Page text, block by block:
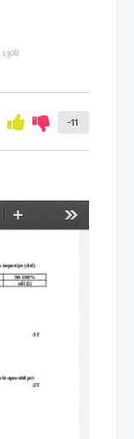
-11
imperijev (del)
90-100%
odl (5)
/1T
bi uporabil pri
/2T